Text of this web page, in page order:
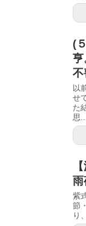
(
亨
不
以
せ
た
思...
雨
紫
節
り